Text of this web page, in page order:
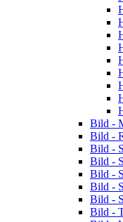
Bild -
Bild -
Bild -
Bild -
Bild -
Bild -
Bild -
Bild -